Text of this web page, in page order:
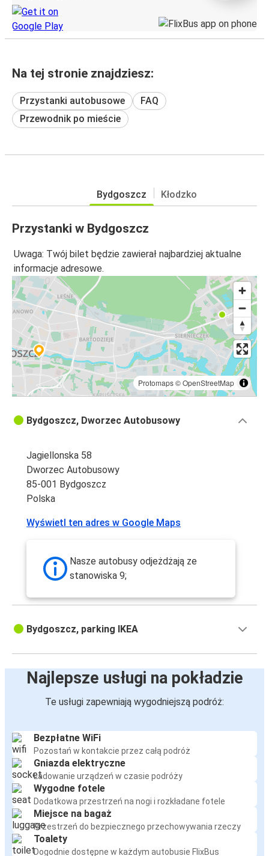
Na tej stronie znajdziesz:
Przystanki autobusowe
FAQ
Przewodnik po mieście
Bydgoszcz Kłodzko
Przystanki w Bydgoszcz
Uwaga: Twój bilet będzie zawierał najbardziej aktualne
informacje adresowe.
Protomaps©OpenStreetMap
Bydgoszcz, Dworzec Autobusowy
Jagiellonska 58
Dworzec Autobusowy
85-001 Bydgoszcz
Polska
Wyświetl ten adres w Google Maps
Nasze autobusy odjeżdżają ze
stanowiska 9;
Bydgoszcz, parking IKEA
Najlepsze usługi na pokładzie
Te usługi zapewniają wygodniejszą podróż:
Bezpłatne WiFi
Pozostań w kontakcie przez całą podróż
Gniazda elektryczne
Ładowanie urządzeń w czasie podróży
Wygodne fotele
Dodatkowa przestrzeń na nogi i rozkładane fotele
Miejsce na bagaż
Przestrzeń do bezpiecznego przechowywania rzeczy
Toalety
Dogodnie dostępne w każdym autobusie FlixBus